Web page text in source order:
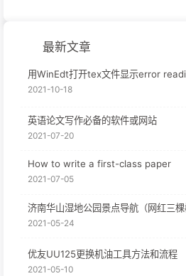
最新文章
用WinEdt打开tex文件显示error
2021-10-18
英语论文写作必备的软件或网站
2021-07-20
How to write a first-class paper
2021-07-05
济南华山湿地公园景点导航（网红三棵
2021-05-24
优友UU125更换机油工具方法和流程
2021-05-10